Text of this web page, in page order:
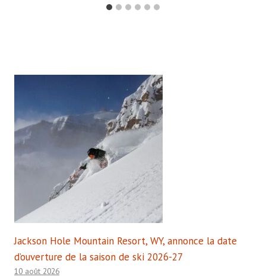
Jackson Hole Mountain Resort, WY, annonce la date
d’ouverture de la saison de ski 2026-27
10 août 2026